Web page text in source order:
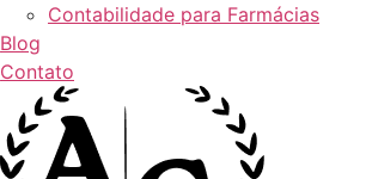
Contabilidade para Farmácias
Blog
Contato